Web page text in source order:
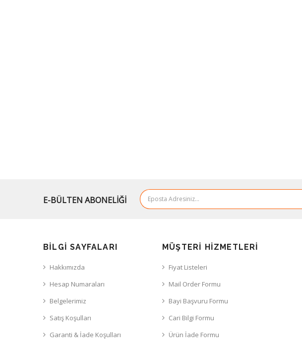
E-BÜLTEN ABONELİĞİ
BILGI SAYFALARI
Hakkımızda
Hesap Numaraları
Belgelerimiz
Satış Koşulları
Garanti & İade Koşulları
MÜŞTERI HIZMETLERI
Fiyat Listeleri
Mail Order Formu
Bayi Başvuru Formu
Cari Bilgi Formu
Ürün İade Formu